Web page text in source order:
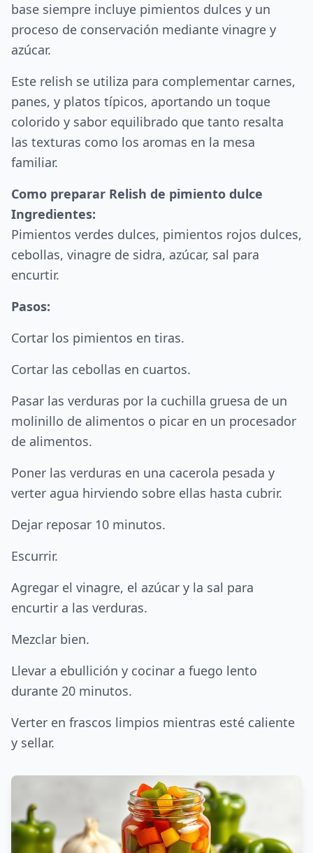
base siempre incluye pimientos dulces y un
proceso de conservación mediante vinagre y
azúcar.
Este relish se utiliza para complementar carnes,
panes, y platos típicos, aportando un toque
colorido y sabor equilibrado que tanto resalta
las texturas como los aromas en la mesa
familiar.
Como preparar Relish de pimiento dulce
Ingredientes:
Pimientos verdes dulces, pimientos rojos dulces,
cebollas, vinagre de sidra, azúcar, sal para
encurtir.
Pasos:
Cortar los pimientos en tiras.
Cortar las cebollas en cuartos.
Pasar las verduras por la cuchilla gruesa de un
molinillo de alimentos o picar en un procesador
de alimentos.
Poner las verduras en una cacerola pesada y
verter agua hirviendo sobre ellas hasta cubrir.
Dejar reposar 10 minutos.
Escurrir.
Agregar el vinagre, el azúcar y la sal para
encurtir a las verduras.
Mezclar bien.
Llevar a ebullición y cocinar a fuego lento
durante 20 minutos.
Verter en frascos limpios mientras esté caliente
y sellar.